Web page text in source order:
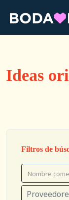
Ideas
Filtros de